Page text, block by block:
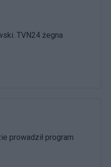
TVN24 żegna
prowadził program